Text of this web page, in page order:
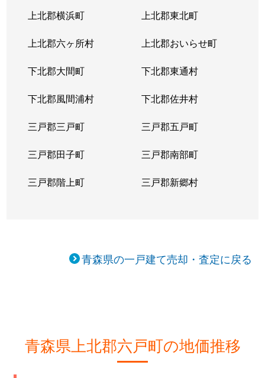
上北郡横浜町 上北郡東北町
上北郡六ヶ所村 上北郡おいらせ町
下北郡大間町 下北郡東通村
下北郡風間浦村 下北郡佐井村
三戸郡三戸町 三戸郡五戸町
三戸郡田子町 三戸郡南部町
三戸郡階上町 三戸郡新郷村
青森県の一戸建て売却・査定に戻る
青森県上北郡六戸町の地価推移